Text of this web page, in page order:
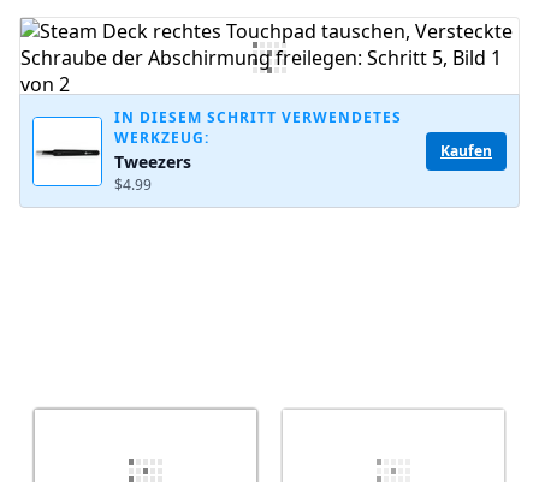
Kommentar hinzufügen
Abbrechen Kommentieren
IN DIESEM SCHRITT VERWENDETES
WERKZEUG:
Tweezers
$4.99
Kaufen